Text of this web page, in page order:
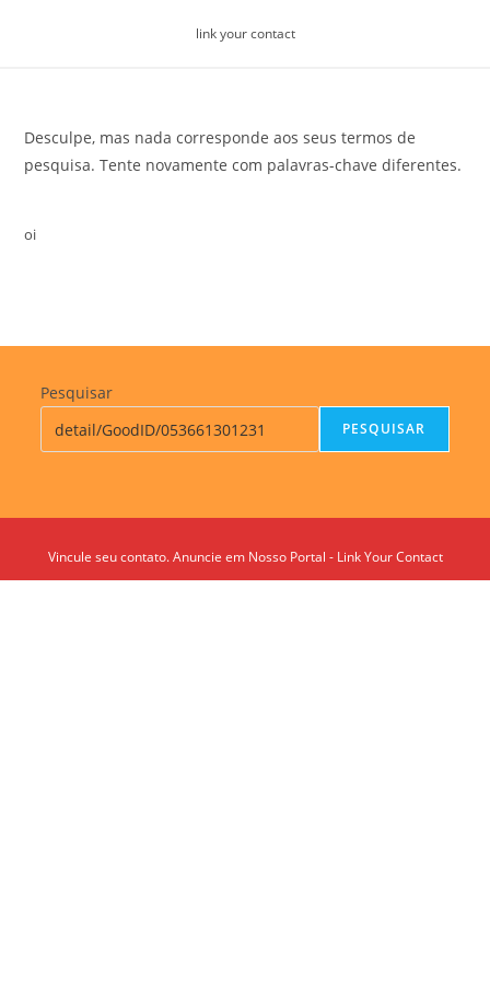
link your contact
Desculpe, mas nada corresponde aos seus termos de
pesquisa. Tente novamente com palavras-chave diferentes.
oi
Pesquisar
PESQUISAR
Vincule seu contato. Anuncie em Nosso Portal - Link Your Contact